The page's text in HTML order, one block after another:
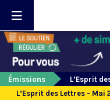
Émissions
L’Esprit
L’Esprit des Lettres - Mai